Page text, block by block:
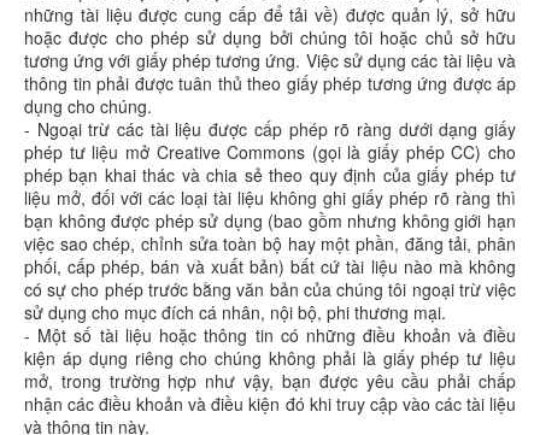
những tài liệu được cung cấp để tải về) được quản lý, sở hữu
hoặc được cho phép sử dụng bởi chúng tôi hoặc chủ sở hữu
tương ứng với giấy phép tương ứng. Việc sử dụng các tài liệu và
thông tin phải được tuân thủ theo giấy phép tương ứng được áp
dụng cho chúng.
- Ngoại trừ các tài liệu được cấp phép rõ ràng dưới dạng giấy
phép tư liệu mở Creative Commons (gọi là giấy phép CC) cho
phép bạn khai thác và chia sẻ theo quy định của giấy phép tư
liệu mở, đối với các loại tài liệu không ghi giấy phép rõ ràng thì
bạn không được phép sử dụng (bao gồm nhưng không giới hạn
việc sao chép, chỉnh sửa toàn bộ hay một phần, đăng tải, phân
phối, cấp phép, bán và xuất bản) bất cứ tài liệu nào mà không
có sự cho phép trước bằng văn bản của chúng tôi ngoại trừ việc
sử dụng cho mục đích cá nhân, nội bộ, phi thương mại.
- Một số tài liệu hoặc thông tin có những điều khoản và điều
kiện áp dụng riêng cho chúng không phải là giấy phép tư liệu
mở, trong trường hợp như vậy, bạn được yêu cầu phải chấp
nhận các điều khoản và điều kiện đó khi truy cập vào các tài liệu
và thông tin này.